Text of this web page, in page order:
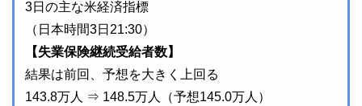
3日の主な米経済指標
（日本時間3日21:30）
【失業保険継続受給者数】
結果は前回、予想を大きく上回る
143.8万人 ⇒ 148.5万人（予想145.0万人）